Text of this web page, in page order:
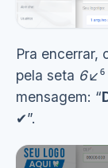
Pra encerrar,
pela seta 6↙⁶
mensagem: “
✔”.